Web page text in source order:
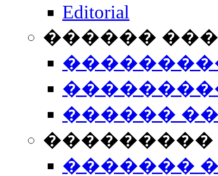
Editorial
������
������
���������
�������